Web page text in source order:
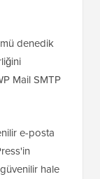
denedik
Mail SMTP
e-posta
hale